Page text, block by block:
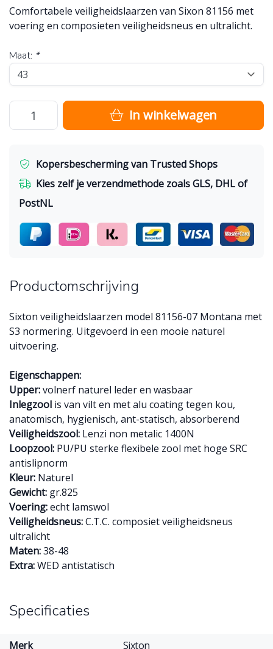
Comfortabele veiligheidslaarzen van Sixon 81156 met
voering en composieten veiligheidsneus en ultralicht.
Maat: *
In winkelwagen
Kopersbescherming van Trusted Shops
Kies zelf je verzendmethode zoals GLS, DHL of
PostNL
Productomschrijving
Sixton veiligheidslaarzen model 81156-07 Montana met
S3 normering. Uitgevoerd in een mooie naturel
uitvoering.
Eigenschappen:
Upper:volnerf naturel leder en wasbaar
Inlegzool is van vilt en met alu coating tegen kou,
anatomisch, hygienisch, ant-statisch, absorberend
Veiligheidszool: Lenzi non metalic 1400N
Loopzool: PU/PU sterke flexibele zool met hoge SRC
antislipnorm
Kleur: Naturel
Gewicht: gr.825
Voering:echt lamswol
Veiligheidsneus:C.T.C. composiet veiligheidsneus
ultralicht
Maten:38-48
Extra:WED antistatisch
Specificaties
Merk Sixton